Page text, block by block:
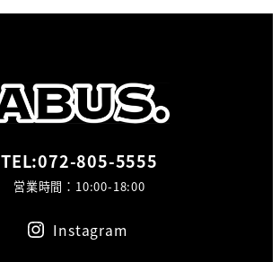
TEL:072-805-5555
営業時間：10:00-18:00
Instagram